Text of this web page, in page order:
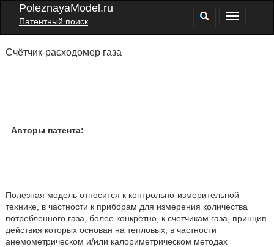
PoleznayaModel.ru
Патентный поиск
Счётчик-расходомер газа
Авторы патента:
Полезная модель относится к контрольно-измерительной
технике, в частности к приборам для измерения количества
потребленного газа, более конкретно, к счетчикам газа, принцип
действия которых основан на тепловых, в частности
анемометрическом и/или калориметрическом методах